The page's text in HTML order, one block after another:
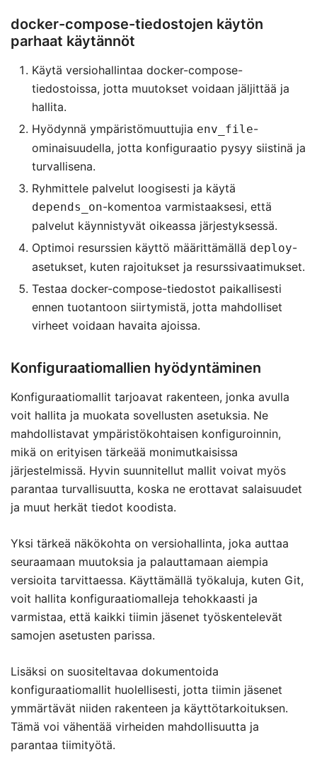
docker-compose-tiedostojen käytön
parhaat käytännöt
Käytä versiohallintaa docker-compose-
tiedostoissa, jotta muutokset voidaan jäljittää ja
hallita.
Hyödynnä ympäristömuuttujia env_file-
ominaisuudella, jotta konfiguraatio pysyy siistinä ja
turvallisena.
Ryhmittele palvelut loogisesti ja käytä
depends_on-komentoa varmistaaksesi, että
palvelut käynnistyvät oikeassa järjestyksessä.
Optimoi resurssien käyttö määrittämällä deploy-
asetukset, kuten rajoitukset ja resurssivaatimukset.
Testaa docker-compose-tiedostot paikallisesti
ennen tuotantoon siirtymistä, jotta mahdolliset
virheet voidaan havaita ajoissa.
Konfiguraatiomallien hyödyntäminen
Konfiguraatiomallit tarjoavat rakenteen, jonka avulla
voit hallita ja muokata sovellusten asetuksia. Ne
mahdollistavat ympäristökohtaisen konfiguroinnin,
mikä on erityisen tärkeää monimutkaisissa
järjestelmissä. Hyvin suunnitellut mallit voivat myös
parantaa turvallisuutta, koska ne erottavat salaisuudet
ja muut herkät tiedot koodista.
Yksi tärkeä näkökohta on versiohallinta, joka auttaa
seuraamaan muutoksia ja palauttamaan aiempia
versioita tarvittaessa. Käyttämällä työkaluja, kuten Git,
voit hallita konfiguraatiomalleja tehokkaasti ja
varmistaa, että kaikki tiimin jäsenet työskentelevät
samojen asetusten parissa.
Lisäksi on suositeltavaa dokumentoida
konfiguraatiomallit huolellisesti, jotta tiimin jäsenet
ymmärtävät niiden rakenteen ja käyttötarkoituksen.
Tämä voi vähentää virheiden mahdollisuutta ja
parantaa tiimityötä.